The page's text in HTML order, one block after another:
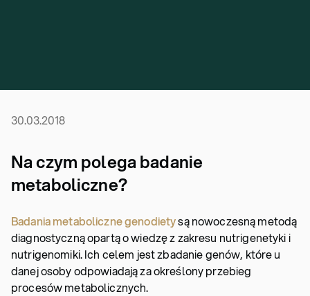
30.03.2018
Na czym polega badanie
metaboliczne?
Badania metaboliczne genodietysą nowoczesną metodą
diagnostyczną opartą o wiedzę z zakresu nutrigenetyki i
nutrigenomiki. Ich celem jest zbadanie genów, które u
danej osoby odpowiadają za określony przebieg
procesów metabolicznych.